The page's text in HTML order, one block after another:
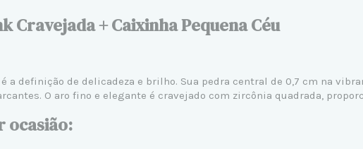
Cravejada + Caixinha Pequena Céu
é a definição de delicadeza e brilho. Sua pedra central de 0,7 cm na
O aro fino e elegante é cravejado com zircônia quadrada,
ocasião: